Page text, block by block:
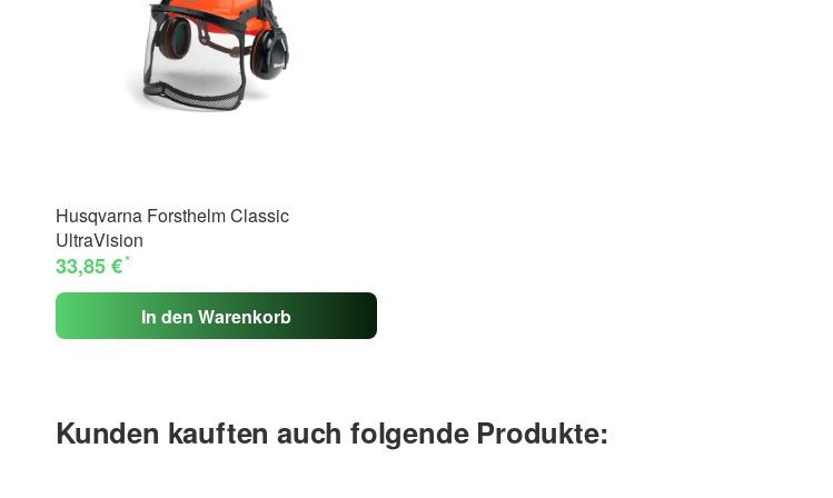
Husqvarna Forsthelm Classic
UltraVision
33,85 €*
In den Warenkorb
Kunden kauften auch folgende Produkte: